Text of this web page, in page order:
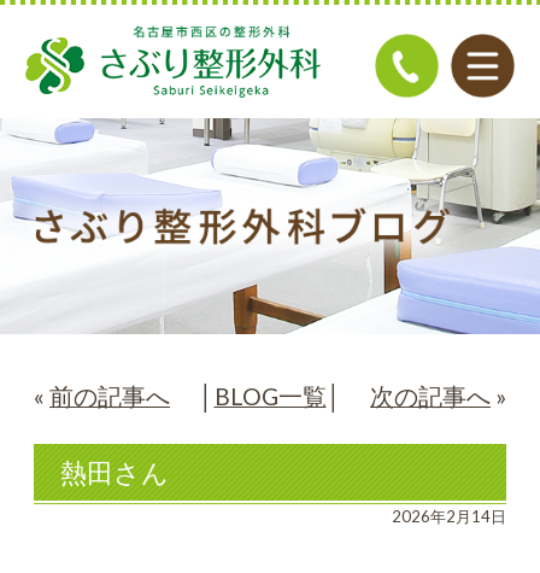
« 前の記事へ BLOG一覧 次の記事へ »
熱田さん
2026年2月14日